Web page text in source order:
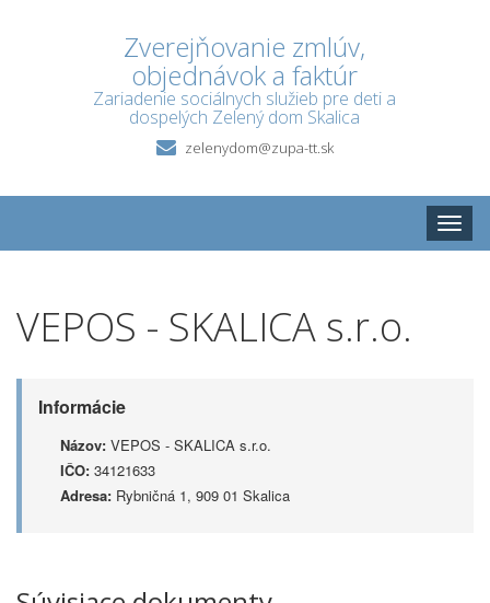
Zverejňovanie zmlúv,
objednávok a faktúr
Zariadenie sociálnych služieb pre deti a
dospelých Zelený dom Skalica
zelenydom@zupa-tt.sk
Toggle
VEPOS - SKALICA s.r.o.
Informácie
Názov: VEPOS - SKALICA s.r.o.
IČO: 34121633
Adresa: Rybničná 1, 909 01 Skalica